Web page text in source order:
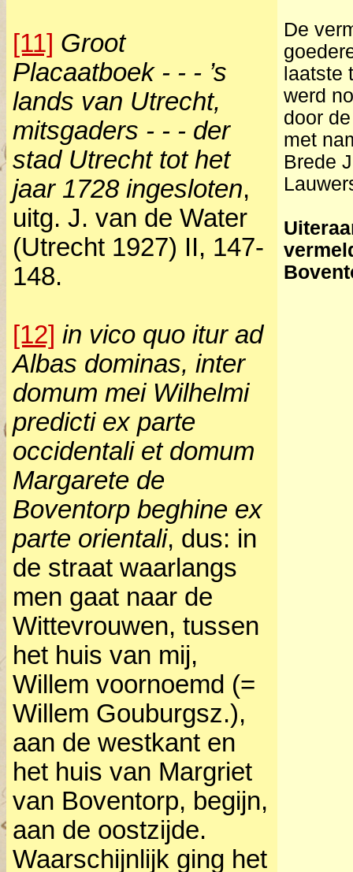
[11] Groot
Placaatboek - - - ’s
lands van Utrecht,
mitsgaders - - - der
stad Utrecht tot het
jaar 1728 ingesloten,
uitg. J. van de Water
(Utrecht 1927) II, 147-
148.
[12] in vico quo itur ad
Albas dominas, inter
domum mei Wilhelmi
predicti ex parte
occidentali et domum
Margarete de
Boventorp beghine ex
parte orientali, dus: in
de straat waarlangs
men gaat naar de
Wittevrouwen, tussen
het huis van mij,
Willem voornoemd (=
Willem Gouburgsz.),
aan de westkant en
het huis van Margriet
van Boventorp, begijn,
aan de oostzijde.
Waarschijnlijk ging het
De
laatste
werd
door
met
Brede